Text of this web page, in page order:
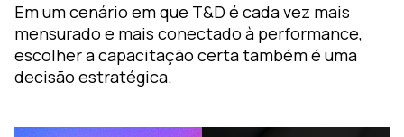
Em um cenário em que T&D é cada vez mais
mensurado e mais conectado à performance,
escolher a capacitação certa também é uma
decisão estratégica.